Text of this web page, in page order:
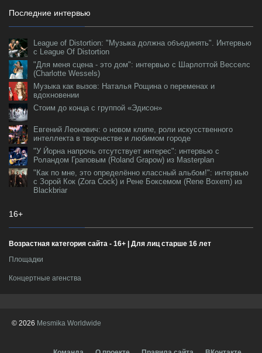
Последние интервью
League of Distortion: "Музыка должна объединять". Интервью
с League Of Distortion
"Для меня сцена - это дом": интервью с Шарлоттой Весселс
(Charlotte Wessels)
Музыка как вызов: Наталья Рощина о переменах и
вдохновении
Стоим до конца с группой «Эдисон»
Евгений Леонович: о новом клипе, роли искусственного
интеллекта в творчестве и любимом городе
"У Йорна напрочь отсутствует интерес": интервью с
Роландом Граповым (Roland Grapow) из Masterplan
"Как по мне, это определённо классный альбом!": интервью
с Зорой Кок (Zora Cock) и Рене Боксемом (Rene Boxem) из
Blackbriar
16+
Возрастная категория сайта - 16+ | Для лиц старше 16 лет
Площадки
Концертные агенства
© 2026 Mesmika Worldwide